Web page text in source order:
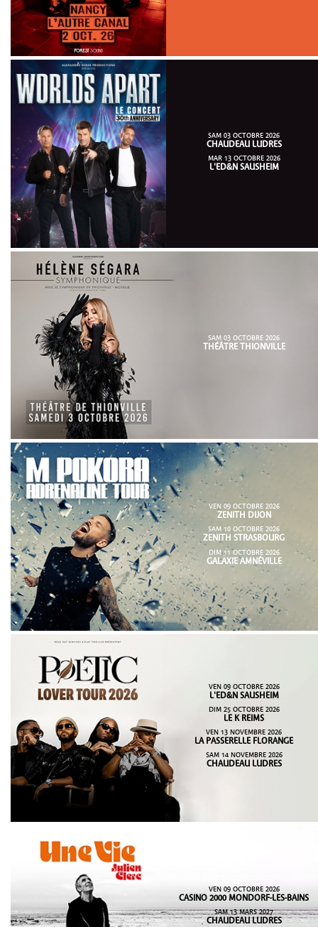
SAM 03 OCTOBRE 2026
CHAUDEAU LUDRES
MAR 13 OCTOBRE 2026
L'ED&N SAUSHEIM
SAM 03 OCTOBRE 2026
THÉÂTRE THIONVILLE
VEN 09 OCTOBRE 2026
ZENITH DIJON
SAM 10 OCTOBRE 2026
ZENITH STRASBOURG
DIM 11 OCTOBRE 2026
GALAXIE AMNÉVILLE
VEN 09 OCTOBRE 2026
L'ED&N SAUSHEIM
DIM 25 OCTOBRE 2026
LE K REIMS
VEN 13 NOVEMBRE 2026
LA PASSERELLE FLORANGE
SAM 14 NOVEMBRE 2026
CHAUDEAU LUDRES
VEN 09 OCTOBRE 2026
CASINO 2000 MONDORF-LES-BAINS
SAM 13 MARS 2027
CHAUDEAU LUDRES